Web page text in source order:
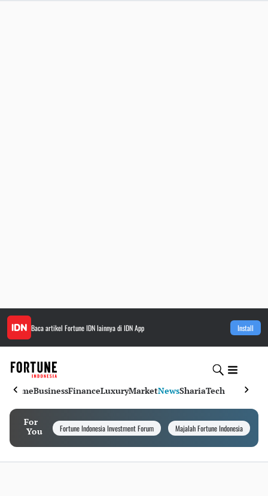
Baca artikel Fortune IDNlainnya di IDN App Install
HomeBusinessFinanceLuxuryMarketNewsShariaTech
For
You
Fortune Indonesia Investment Forum Majalah Fortune Indonesia